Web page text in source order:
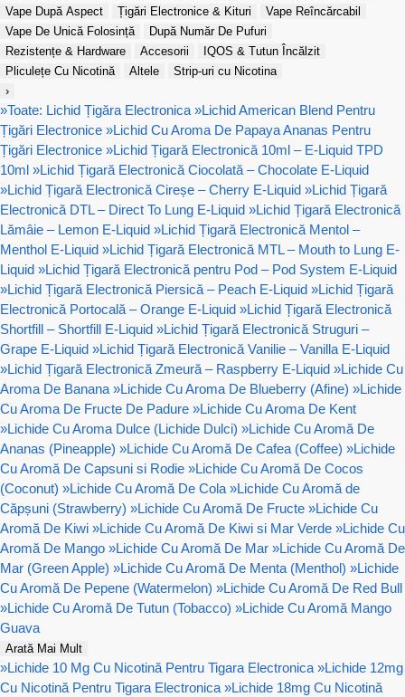
Vape După Aspect
Țigări Electronice & Kituri
Vape Reîncărcabil
Vape De Unică Folosință
După Număr De Pufuri
Rezistențe & Hardware
Accesorii
IQOS & Tutun Încălzit
Pliculețe Cu Nicotină
Altele
Strip-uri cu Nicotina
›
»Toate: Lichid Țigăra Electronica »Lichid American Blend Pentru
Țigări Electronice »Lichid Cu Aroma De Papaya Ananas Pentru
Țigări Electronice »Lichid Țigară Electronică 10ml – E-Liquid TPD
10ml »Lichid Țigară Electronică Ciocolată – Chocolate E-Liquid
»Lichid Țigară Electronică Cireșe – Cherry E-Liquid »Lichid Țigară
Electronică DTL – Direct To Lung E-Liquid »Lichid Țigară Electronică
Lămâie – Lemon E-Liquid »Lichid Țigară Electronică Mentol –
Menthol E-Liquid »Lichid Țigară Electronică MTL – Mouth to Lung E-
Liquid »Lichid Țigară Electronică pentru Pod – Pod System E-Liquid
»Lichid Țigară Electronică Piersică – Peach E-Liquid »Lichid Țigară
Electronică Portocală – Orange E-Liquid »Lichid Țigară Electronică
Shortfill – Shortfill E-Liquid »Lichid Țigară Electronică Struguri –
Grape E-Liquid »Lichid Țigară Electronică Vanilie – Vanilla E-Liquid
»Lichid Țigară Electronică Zmeură – Raspberry E-Liquid »Lichide Cu
Aroma De Banana »Lichide Cu Aroma De Blueberry (Afine) »Lichide
Cu Aroma De Fructe De Padure »Lichide Cu Aroma De Kent
»Lichide Cu Aroma Dulce (Lichide Dulci) »Lichide Cu Aromă De
Ananas (Pineapple) »Lichide Cu Aromă De Cafea (Coffee) »Lichide
Cu Aromă De Capsuni si Rodie »Lichide Cu Aromă De Cocos
(Coconut) »Lichide Cu Aromă De Cola »Lichide Cu Aromă de
Căpșuni (Strawberry) »Lichide Cu Aromă De Fructe »Lichide Cu
Aromă De Kiwi »Lichide Cu Aromă De Kiwi si Mar Verde »Lichide Cu
Aromă De Mango »Lichide Cu Aromă De Mar »Lichide Cu Aromă De
Mar (Green Apple) »Lichide Cu Aromă De Menta (Menthol) »Lichide
Cu Aromă De Pepene (Watermelon) »Lichide Cu Aromă De Red Bull
»Lichide Cu Aromă De Tutun (Tobacco) »Lichide Cu Aromă Mango
Guava
Arată Mai Mult
»Lichide 10 Mg Cu Nicotină Pentru Tigara Electronica »Lichide 12mg
Cu Nicotină Pentru Tigara Electronica »Lichide 18mg Cu Nicotină